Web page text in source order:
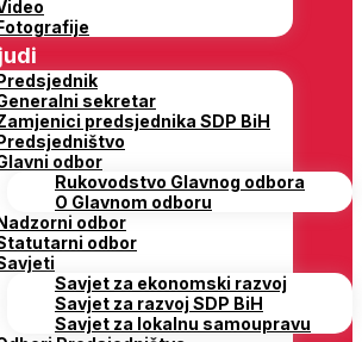
sekretar
predsjednika SDP BiH
odbor
Rukovodstvo Glavnog odbora
O Glavnom odboru
odbor
odbor
Savjet za ekonomski razvoj
Savjet za razvoj SDP BiH
Savjet za lokalnu samoupravu